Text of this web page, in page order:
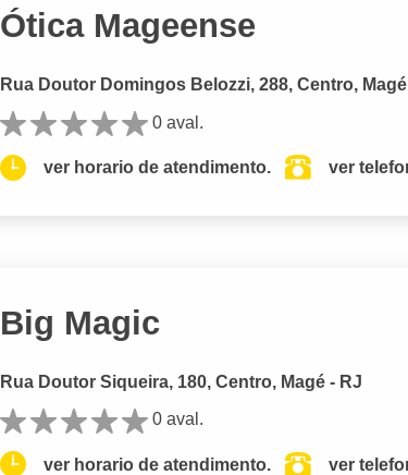
Ótica Mageense
Rua Doutor Domingos Belozzi, 288, Centro,
0 aval.
ver horario de atendimento. ver
Big Magic
Rua Doutor Siqueira, 180, Centro, Magé - RJ
0 aval.
ver horario de atendimento. ver